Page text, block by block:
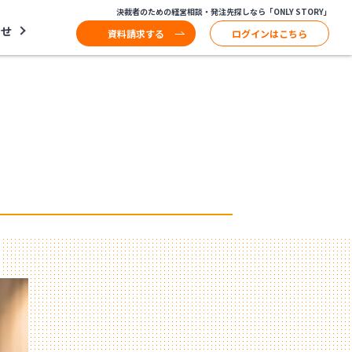
決裁者のための経営相談・発注先探しなら「ONLY STORY」
資料請求する ログインはこちら